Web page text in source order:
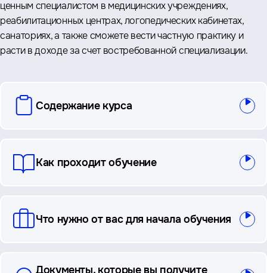
ценным специалистом в медицинских учреждениях,
реабилитационных центрах, логопедических кабинетах,
санаториях, а также сможете вести частную практику и
расти в доходе за счет востребованной специализации.
вопросы
Содержание курса
Как проходит обучение
Что нужно от вас для начала обучения
Документы, которые вы получите